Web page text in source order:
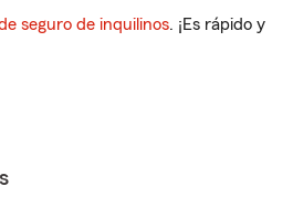
seguro de inquilinos. ¡Es rápido y